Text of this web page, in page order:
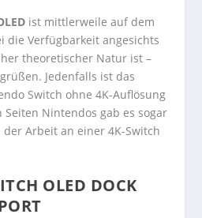
ist mittlerweile auf dem
die Verfügbarkeit angesichts
theoretischer Natur ist –
Jedenfalls ist das
Switch ohne 4K-Auflösung
Nintendos gab es sogar
Arbeit an einer 4K-Switch
OLED DOCK